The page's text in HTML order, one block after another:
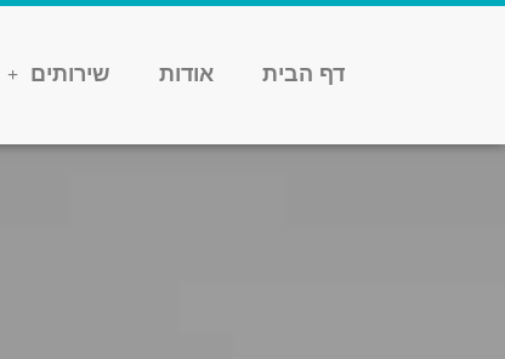
דף הבית אודות שירותים